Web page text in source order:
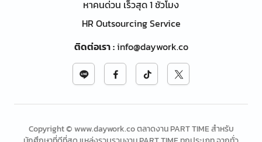
หาคนด่วน เร็วสุด 1 ชั่วโมง
HR Outsourcing Service
ติดต่อเรา:info@daywork.co
Copyright © www.daywork.co ตลาดงาน PART TIME สำหรับ